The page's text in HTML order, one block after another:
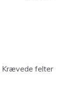
Krævede felter